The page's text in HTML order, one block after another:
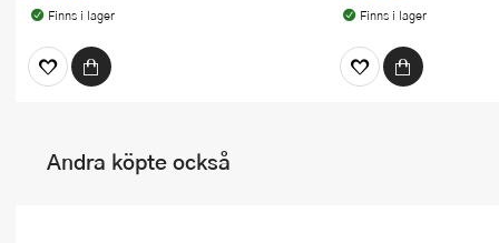
Finns i lager Finns i lager
Andra köpte också